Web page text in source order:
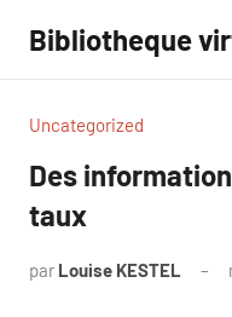
contenu
Bibliotheque
Uncategorized
Des
taux
par Louise KESTEL